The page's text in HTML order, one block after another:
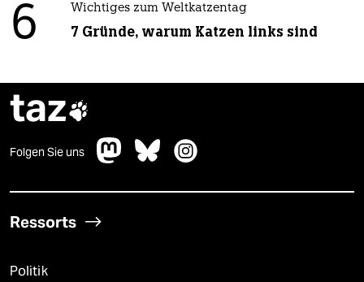
6 Wichtiges zum Weltkatzentag
7 Gründe, warum Katzen links sind
taz
Folgen Sie uns
Ressorts
Politik